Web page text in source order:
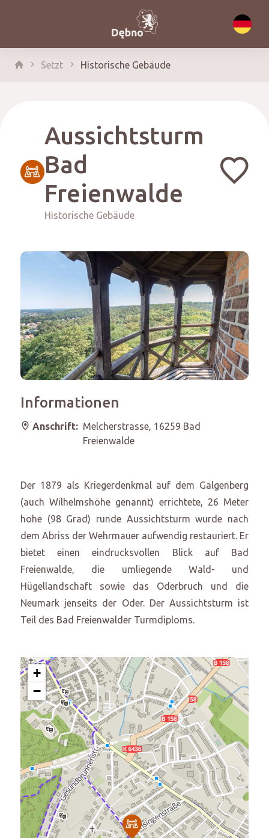
Setzt Historische Gebäude
Aussichtsturm
Bad
Freienwalde
Historische Gebäude
Informationen
Anschrift: Melcherstrasse, 16259 Bad
Freienwalde
Der 1879 als Kriegerdenkmal auf dem Galgenberg
(auch Wilhelmshöhe genannt) errichtete, 26 Meter
hohe (98 Grad) runde Aussichtsturm wurde nach
dem Abriss der Wehrmauer aufwendig restauriert. Er
bietet einen eindrucksvollen Blick auf Bad
Freienwalde, die umliegende Wald- und
Hügellandschaft sowie das Oderbruch und die
Neumark jenseits der Oder. Der Aussichtsturm ist
Teil des Bad Freienwalder Turmdiploms.
+
−